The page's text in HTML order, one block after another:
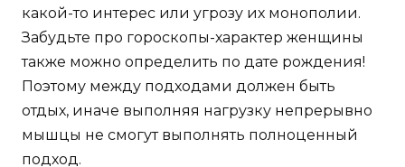
какой-то интерес или угрозу их монополии.
Забудьте про гороскопы-характер женщины
также можно определить по дате рождения!
Поэтому между подходами должен быть
отдых, иначе выполняя нагрузку непрерывно
мышцы не смогут выполнять полноценный
подход.